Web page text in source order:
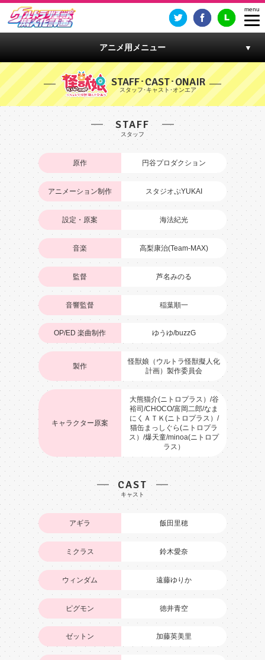
アニメ用メニュー
STAFF･CAST･ONAIR
STAFF
原作 円谷プロダクション
アニメーション制作 スタジオぷYUKAI
設定・原案 海法紀光
音楽 高梨康治(Team-MAX)
監督 芦名みのる
音響監督 稲葉順一
OP/ED 楽曲制作 ゆうゆ/buzzG
製作
怪獣娘（ウルトラ怪獣擬人化
計画）製作委員会
キャラクター原案
大熊猫介(ニトロプラス）/谷
裕司/CHOCO/富岡二郎/なま
にくＡＴＫ(ニトロプラス）/
猫缶まっしぐら(ニトロプラ
ス）/爆天童/minoa(ニトロプ
ラス）
CAST
アギラ 飯田里穂
ミクラス 鈴木愛奈
ウィンダム 遠藤ゆりか
ピグモン 徳井青空
ゼットン 加藤英美里